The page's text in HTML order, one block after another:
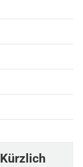
Kürzlich